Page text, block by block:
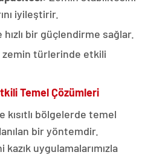
iyileştirir.
hızlı bir güçlendirme sağlar.
zemin türlerinde etkili
Temel Çözümleri
kısıtlı bölgelerde temel
bir yöntemdir.
uygulamalarımızla